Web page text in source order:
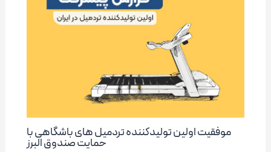
موفقیت اولین تولیدکننده تردمیل های باشگاهی با
حمایت صندوق البرز